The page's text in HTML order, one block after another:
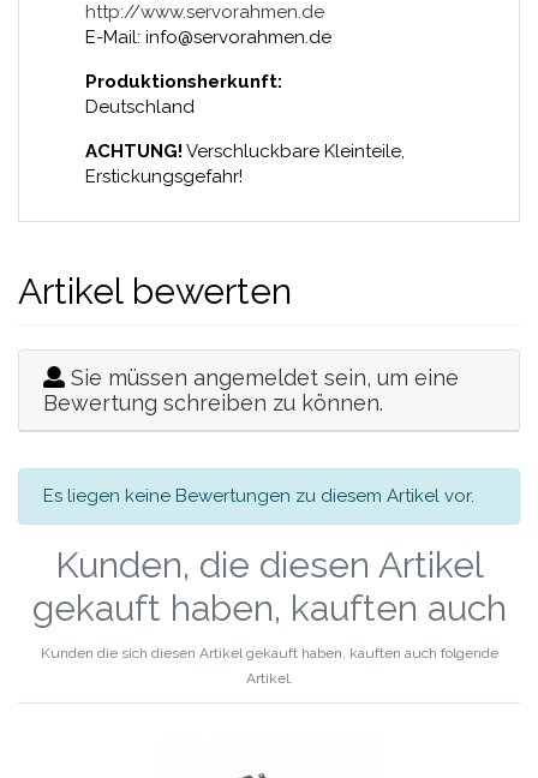
http://www.servorahmen.de
E-Mail: info@servorahmen.de
Produktionsherkunft:
Deutschland
ACHTUNG! Verschluckbare Kleinteile,
Erstickungsgefahr!
Artikel bewerten
Sie müssen angemeldet sein, um eine
Bewertung schreiben zu können.
Es liegen keine Bewertungen zu diesem Artikel vor.
Kunden, die diesen Artikel
gekauft haben, kauften auch
Kunden die sich diesen Artikel gekauft haben, kauften auch folgende
Artikel.